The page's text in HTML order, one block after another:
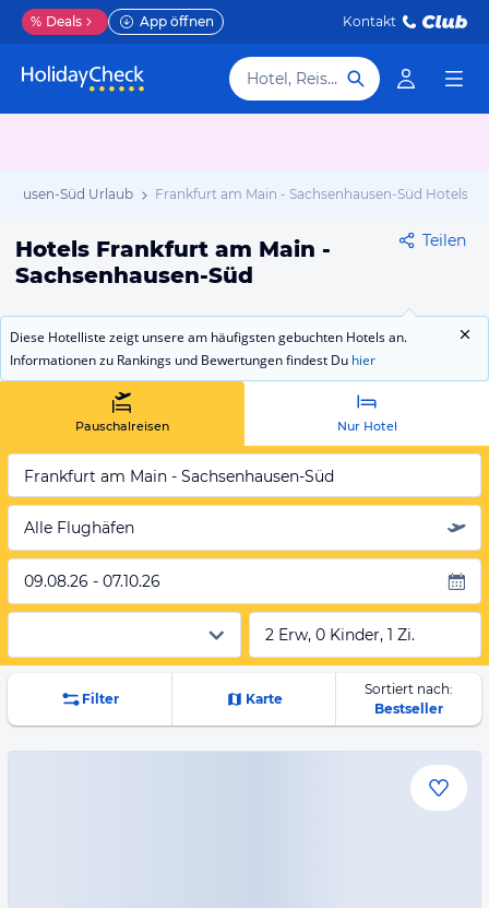
% Deals App öffnen Kontakt
Hotel, Reiseziel
Süd Urlaub Frankfurt am Main - Sachsenhausen-Süd Hotels
Hotels Frankfurt am Main -
Sachsenhausen-Süd
Teilen
Diese Hotelliste zeigt unsere am häufigsten gebuchten Hotels an.
Informationen zu Rankings und Bewertungen findest Du hier
Pauschalreisen Nur Hotel
Frankfurt am Main - Sachsenhausen-Süd
Alle Flughäfen
09.08.26 - 07.10.26
2 Erw, 0 Kinder, 1 Zi.
Filter Karte
Sortiert nach:
Bestseller